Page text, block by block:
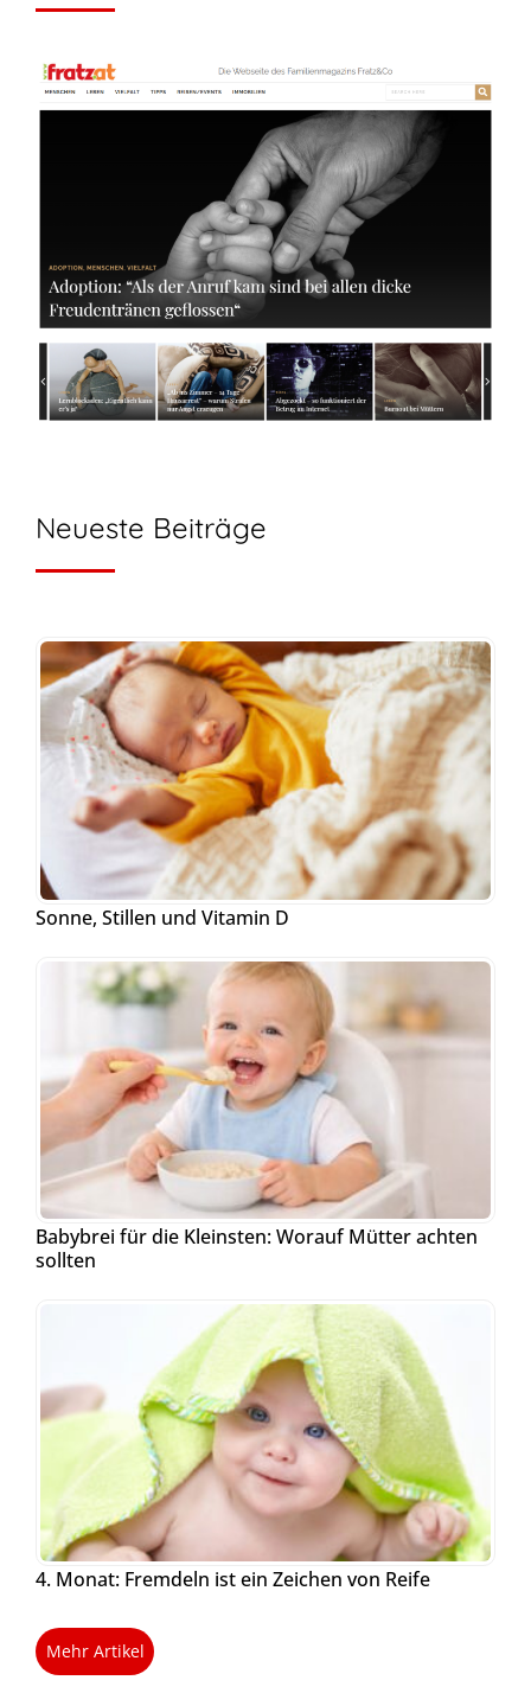
Neueste Beiträge
Sonne, Stillen und Vitamin D
Babybrei für die Kleinsten: Worauf Mütter achten
sollten
4. Monat: Fremdeln ist ein Zeichen von Reife
Mehr Artikel